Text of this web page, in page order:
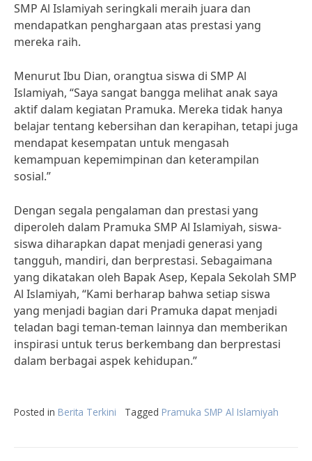
SMP Al Islamiyah seringkali meraih juara dan
mendapatkan penghargaan atas prestasi yang
mereka raih.
Menurut Ibu Dian, orangtua siswa di SMP Al
Islamiyah, “Saya sangat bangga melihat anak saya
aktif dalam kegiatan Pramuka. Mereka tidak hanya
belajar tentang kebersihan dan kerapihan, tetapi juga
mendapat kesempatan untuk mengasah
kemampuan kepemimpinan dan keterampilan
sosial.”
Dengan segala pengalaman dan prestasi yang
diperoleh dalam Pramuka SMP Al Islamiyah, siswa-
siswa diharapkan dapat menjadi generasi yang
tangguh, mandiri, dan berprestasi. Sebagaimana
yang dikatakan oleh Bapak Asep, Kepala Sekolah SMP
Al Islamiyah, “Kami berharap bahwa setiap siswa
yang menjadi bagian dari Pramuka dapat menjadi
teladan bagi teman-teman lainnya dan memberikan
inspirasi untuk terus berkembang dan berprestasi
dalam berbagai aspek kehidupan.”
Posted in Berita Terkini Tagged Pramuka SMP Al Islamiyah